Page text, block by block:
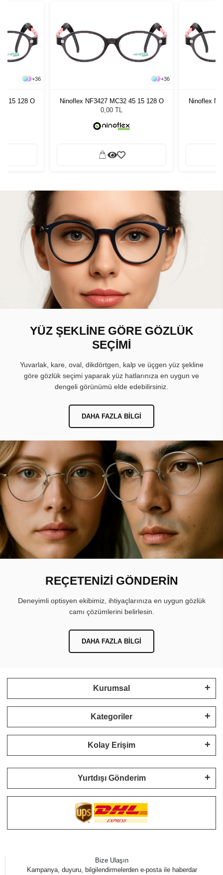
+36
15 128 O
+36
Ninoflex NF3427 MC32 45 15 128 O
0,00 TL
Ninoflex
YÜZ ŞEKLİNE GÖRE GÖZLÜK
SEÇİMİ
Yuvarlak, kare, oval, dikdörtgen, kalp ve üçgen yüz şekline
göre gözlük seçimi yaparak yüz hatlarınıza en uygun ve
dengeli görünümü elde edebilirsiniz.
DAHA FAZLA BILGI
REÇETENİZİ GÖNDERİN
Deneyimli optisyen ekibimiz, ihtiyaçlarınıza en uygun gözlük
camı çözümlerini belirlesin.
DAHA FAZLA BILGI
Kurumsal
Kategoriler
Kolay Erişim
Yurtdışı Gönderim
Bize Ulaşın
Kampanya, duyuru, bilgilendirmelerden e-posta ile haberdar